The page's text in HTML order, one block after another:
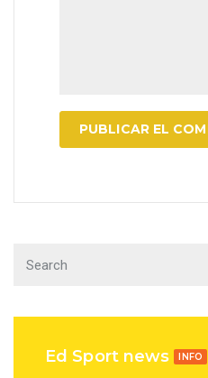
Ed Sport news INFO